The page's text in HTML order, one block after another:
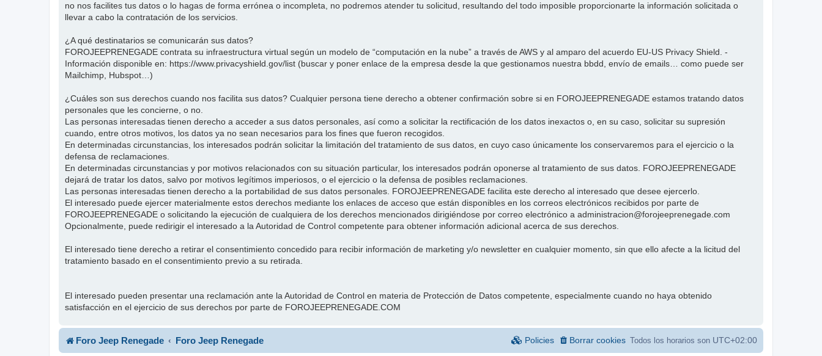
no nos facilites tus datos o lo hagas de forma errónea o incompleta, no podremos atender tu solicitud, resultando del todo imposible proporcionarte la información solicitada o
llevar a cabo la contratación de los servicios.
¿A qué destinatarios se comunicarán sus datos?
FOROJEEPRENEGADE contrata su infraestructura virtual según un modelo de “computación en la nube” a través de AWS y al amparo del acuerdo EU-US Privacy Shield. -
Información disponible en: https://www.privacyshield.gov/list (buscar y poner enlace de la empresa desde la que gestionamos nuestra bbdd, envío de emails… como puede ser
Mailchimp, Hubspot…)
¿Cuáles son sus derechos cuando nos facilita sus datos? Cualquier persona tiene derecho a obtener confirmación sobre si en FOROJEEPRENEGADE estamos tratando datos
personales que les concierne, o no.
Las personas interesadas tienen derecho a acceder a sus datos personales, así como a solicitar la rectificación de los datos inexactos o, en su caso, solicitar su supresión
cuando, entre otros motivos, los datos ya no sean necesarios para los fines que fueron recogidos.
En determinadas circunstancias, los interesados podrán solicitar la limitación del tratamiento de sus datos, en cuyo caso únicamente los conservaremos para el ejercicio o la
defensa de reclamaciones.
En determinadas circunstancias y por motivos relacionados con su situación particular, los interesados podrán oponerse al tratamiento de sus datos. FOROJEEPRENEGADE
dejará de tratar los datos, salvo por motivos legítimos imperiosos, o el ejercicio o la defensa de posibles reclamaciones.
Las personas interesadas tienen derecho a la portabilidad de sus datos personales. FOROJEEPRENEGADE facilita este derecho al interesado que desee ejercerlo.
El interesado puede ejercer materialmente estos derechos mediante los enlaces de acceso que están disponibles en los correos electrónicos recibidos por parte de
FOROJEEPRENEGADE o solicitando la ejecución de cualquiera de los derechos mencionados dirigiéndose por correo electrónico a administracion@forojeeprenegade.com
Opcionalmente, puede redirigir el interesado a la Autoridad de Control competente para obtener información adicional acerca de sus derechos.
El interesado tiene derecho a retirar el consentimiento concedido para recibir información de marketing y/o newsletter en cualquier momento, sin que ello afecte a la licitud del
tratamiento basado en el consentimiento previo a su retirada.
El interesado pueden presentar una reclamación ante la Autoridad de Control en materia de Protección de Datos competente, especialmente cuando no haya obtenido
satisfacción en el ejercicio de sus derechos por parte de FOROJEEPRENEGADE.COM
Foro Jeep Renegade Foro Jeep Renegade Todos los horarios son UTC+02:00
Borrar cookies
Policies